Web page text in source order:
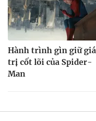
Hành trình gìn giữ giá
trị cốt lõi của Spider-
Man